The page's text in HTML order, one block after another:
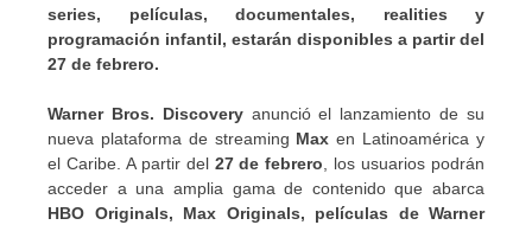
series, películas, documentales, realities y
programación infantil, estarán disponibles a partir del
27 de febrero.
Warner Bros. Discoveryanunció el lanzamiento de su
nueva plataforma de streaming Max en Latinoamérica y
el Caribe. A partir del 27 de febrero , los usuarios podrán
acceder a una amplia gama de contenido que abarca
HBO Originals, Max Originals, películas de Warner